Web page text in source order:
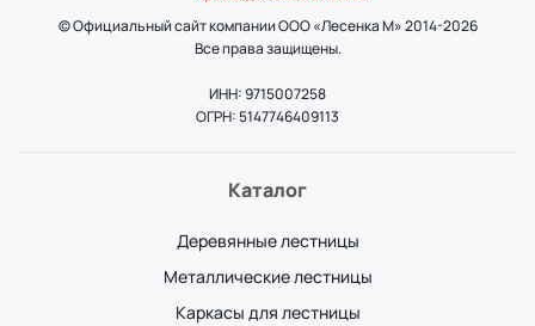
© Официальный сайт компании ООО «Лесенка М» 2014-2026
Все права защищены.
ИНН: 9715007258
ОГРН: 5147746409113
Каталог
Деревянные лестницы
Металлические лестницы
Каркасы для лестницы